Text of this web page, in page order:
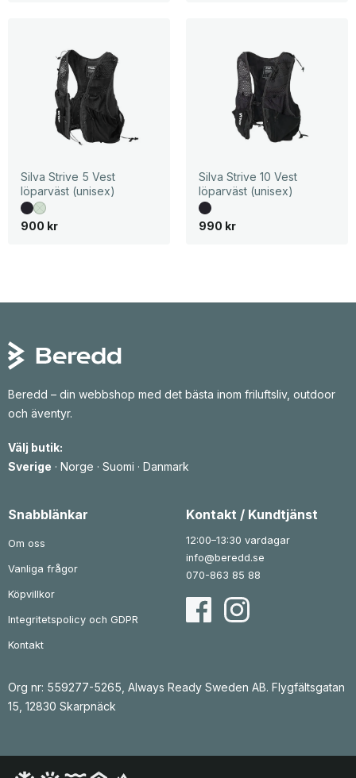
Silva Strive 5 Vest
löparväst (unisex)
900 kr
Silva Strive 10 Vest
löparväst (unisex)
990 kr
Beredd – din webbshop med det bästa inom friluftsliv, outdoor
och äventyr.
Välj butik:
Sverige · Norge · Suomi · Danmark
Snabblänkar
Om oss
Vanliga frågor
Köpvillkor
Integritetspolicy och GDPR
Kontakt
Kontakt / Kundtjänst
12:00–13:30 vardagar
info@beredd.se
070-863 85 88
Org nr: 559277-5265, Always Ready Sweden AB. Flygfältsgatan
15, 12830 Skarpnäck